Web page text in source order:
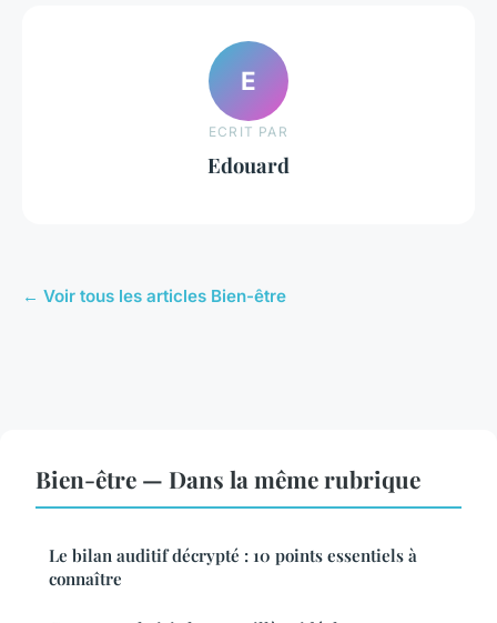
E
ECRIT PAR
Edouard
← Voir tous les articles Bien-être
Bien-être — Dans la même rubrique
Le bilan auditif décrypté : 10 points essentiels à
connaître